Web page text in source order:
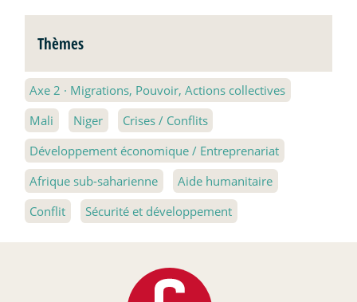
Thèmes
Axe 2 · Migrations, Pouvoir, Actions collectives
Mali
Niger
Crises / Conflits
Développement économique / Entreprenariat
Afrique sub-saharienne
Aide humanitaire
Conflit
Sécurité et développement